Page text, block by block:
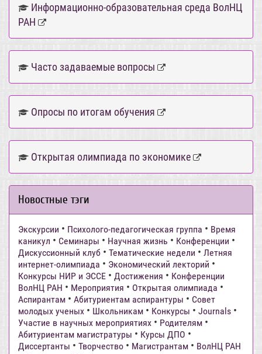
Информационно-образовательная среда ВолНЦ
РАН
Часто задаваемые вопросы
Опросы по итогам обучения
Открытая олимпиада по экономике
Новостные тэги
Экскурсии • Психолого-педагогическая группа • Время
каникул • Семинары • Научная жизнь • Конференции •
Дискуссионный клуб • Тематические недели • Летняя
интернет-олимпиада • Экономический лекторий •
Конкурсы НИР и ЭССЕ • Достижения • Конференции
ВолНЦ РАН • Мероприятия • Открытая олимпиада •
Аспирантам • Абитуриентам аспирантуры • Совет
молодых ученых • Школьникам • Конкурсы • Journals •
Участие в научных мероприятиях • Родителям •
Абитуриентам магистратуры • Курсы ДПО •
Диссертанты • Творчество • Магистрантам • ВолНЦ РАН